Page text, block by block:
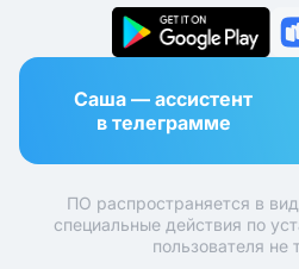
Саша — ассистент
в телеграмме
ПО распространяется в
специальные действия по
пользователя не